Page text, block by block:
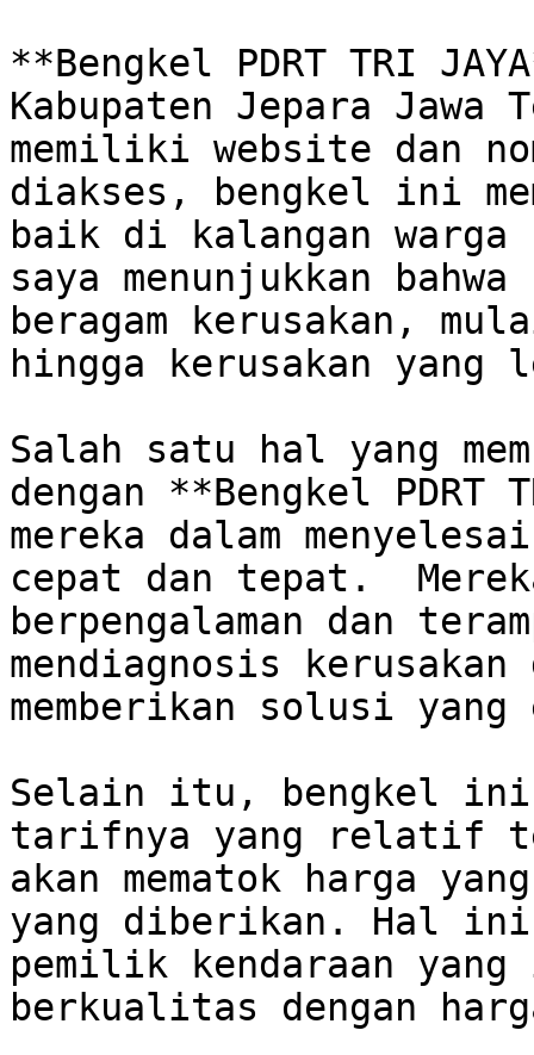
**Bengkel PDRT TRI
Kabupaten Jepara
memiliki website dan
diakses, bengkel ini
baik di kalangan
saya menunjukkan
beragam kerusakan,
hingga kerusakan
Salah satu hal yang
dengan **Bengkel PDRT
mereka dalam
cepat dan tepat.
berpengalaman dan
mendiagnosis
memberikan solusi
Selain itu, bengkel ini
tarifnya yang relatif
akan mematok harga
yang diberikan. Hal
pemilik kendaraan yang
berkualitas dengan